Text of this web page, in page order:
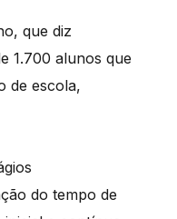
que diz
1.700 alunos que
de escola,
do tempo de